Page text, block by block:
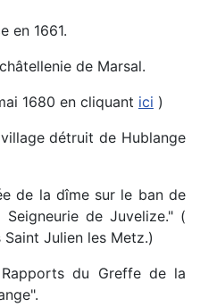
en 1661.
de Marsal.
1680 en cliquant ici )
détruit de Hublange
de la dîme sur le ban de
de Juvelize." (
Saint Julien les Metz.)
du Greffe de la